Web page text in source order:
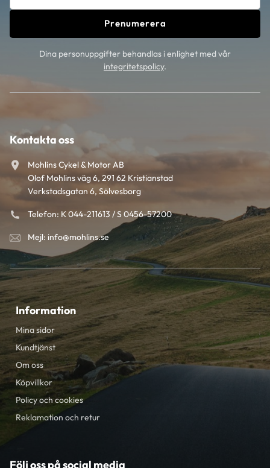
Prenumerera
Dina personuppgifter behandlas i enlighet med vår
integritetspolicy.
Kontakta oss
Mohlins Cykel & Motor AB
Olof Mohlins väg 6, 291 62 Kristianstad
Verkstadsgatan 6, Sölvesborg
Telefon: K 044-211613 / S 0456-57200
Mejl: info@mohlins.se
Information
Mina sidor
Kundtjänst
Om oss
Köpvillkor
Policy och cookies
Reklamation och retur
Följ oss på social media